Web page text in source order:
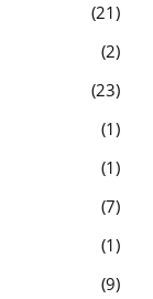
21
2
23
1
1
7
1
9